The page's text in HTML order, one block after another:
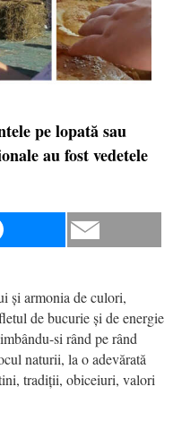
pe lopată sau
au fost vedetele
și armonia de culori,
de bucurie și de energie
si rând pe rând
naturii, la o adevărată
tradiții, obiceiuri, valori